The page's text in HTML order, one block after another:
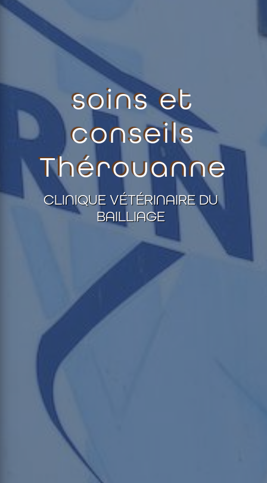
soins et
conseils
Thérouanne
CLINIQUE VÉTÉRINAIRE DU
BAILLIAGE